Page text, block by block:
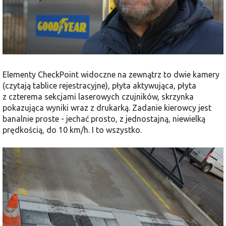
Elementy CheckPoint widoczne na zewnątrz to dwie kamery
(czytają tablice rejestracyjne), płyta aktywująca, płyta
z czterema sekcjami laserowych czujników, skrzynka
pokazująca wyniki wraz z drukarką. Zadanie kierowcy jest
banalnie proste - jechać prosto, z jednostajną, niewielką
prędkością, do 10 km/h. I to wszystko.